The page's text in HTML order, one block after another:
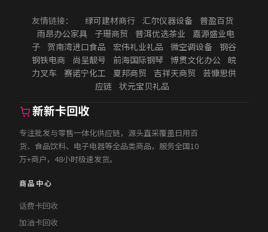
友情链接： 绿可建材商行 汇尔仪器设备
普盈百货
雨昂办公家具
子珊商贸 普洱优选茶业
嘉源盛业电
子
贺南湾进口食品 宏伟礼业礼品 微空调设备
钢谷
钢铁电商
尚呈靓号 前海国际钢琴 博贯文化办公
皖
力叉车
赛诺宁化工 夏邦商贸 吉祥天商贸
芸慷思供
应链 状元宝贝礼品
新新卡回收
专注批发与零售一体化供应链，源头直采覆盖日用百
货、食品饮料、电子电器等全品类商品，服务全国10
万+商户，48小时极速发货。
商品中心
话费卡回收
加油卡回收